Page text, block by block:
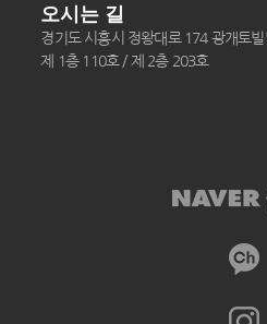
오시는 길
경기도 시흥시 정왕대로 174 광개토빌
제 1층 110호 / 제 2층 203호